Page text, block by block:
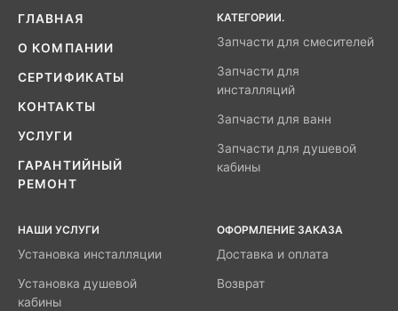
ГЛАВНАЯ
О КОМПАНИИ
СЕРТИФИКАТЫ
КОНТАКТЫ
УСЛУГИ
ГАРАНТИЙНЫЙ
РЕМОНТ
КАТЕГОРИИ.
Запчасти для смесителей
Запчасти для
инсталляций
Запчасти для ванн
Запчасти для душевой
кабины
НАШИ УСЛУГИ
Установка инсталляции
Установка душевой
кабины
ОФОРМЛЕНИЕ ЗАКАЗА
Доставка и оплата
Возврат